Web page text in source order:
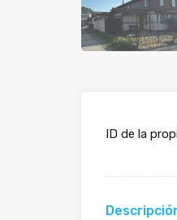
ID de la